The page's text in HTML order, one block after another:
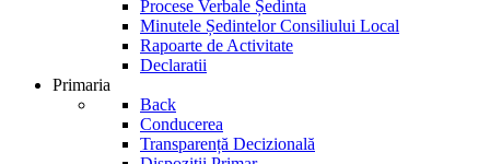
Procese Verbale Ședinta
Minutele Ședintelor Consiliului Local
Rapoarte de Activitate
Declaratii
Primaria
Back
Conducerea
Transparență Decizională